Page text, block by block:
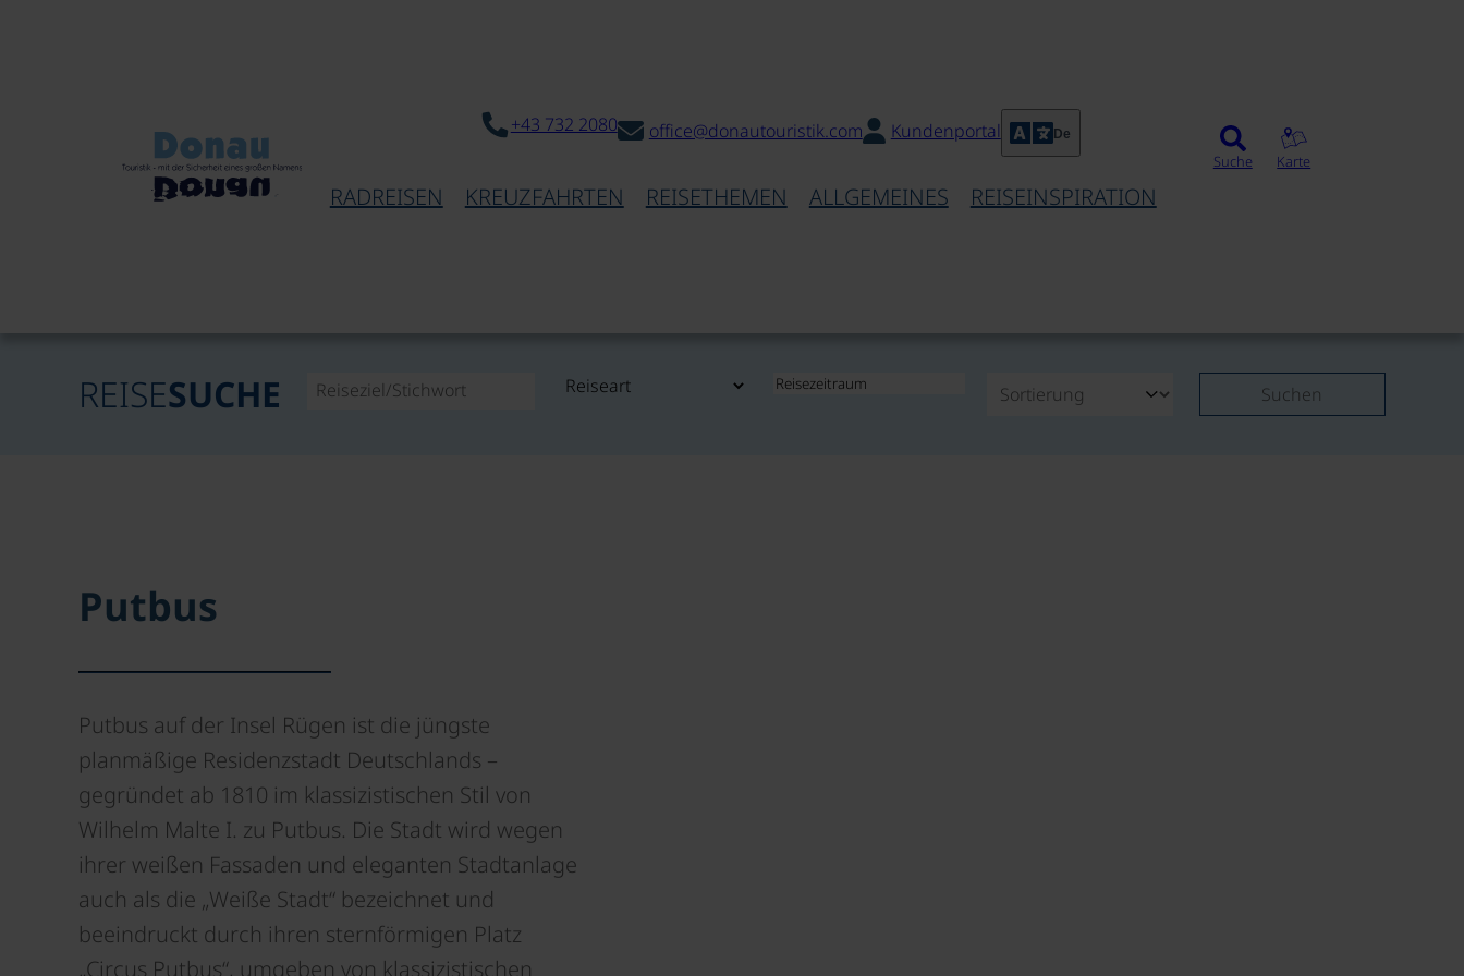
+43 732 2080 office@donautouristik.com Kundenportal De
RADREISEN KREUZFAHRTEN REISETHEMEN ALLGEMEINES REISEINSPIRATION
Suche Karte
REISESUCHE Suchen
Putbus
Putbus auf der Insel Rügen ist die jüngste
planmäßige Residenzstadt Deutschlands –
gegründet ab 1810 im klassizistischen Stil von
Wilhelm Malte I. zu Putbus. Die Stadt wird wegen
ihrer weißen Fassaden und eleganten Stadtanlage
auch als die „Weiße Stadt“ bezeichnet und
beeindruckt durch ihren sternförmigen Platz
„Circus Putbus“, umgeben von klassizistischen